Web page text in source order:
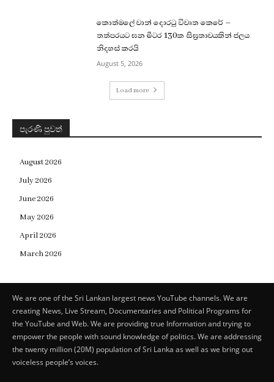
කොත්මලේ වාන් දොරටු විවෘත කෙරේ –
තත්පරයට ඝන මීටර 130ක සිඝ්‍රතාවයකින් ජලය
නිදහස් කරයි
August 5, 2026
Load more
පැරණි පුවත්
August 2026
July 2026
June 2026
May 2026
April 2026
March 2026
We are one of the Sri Lankan largest news YouTube channels. We are
creating News, Live Stream, Documentaries and Political Programs for
the YouTube and Web. We are providing true Information and trying to
empower the people with sound knowledge of politics. We are addressing
the twenty million (20M) population of Sri Lanka as well as we bring out
voiceless people’s voices.